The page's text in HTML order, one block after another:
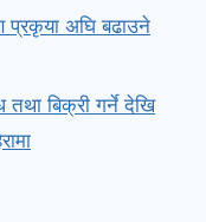
प्रकृया अघि बढाउने
बिक्री गर्ने देखि